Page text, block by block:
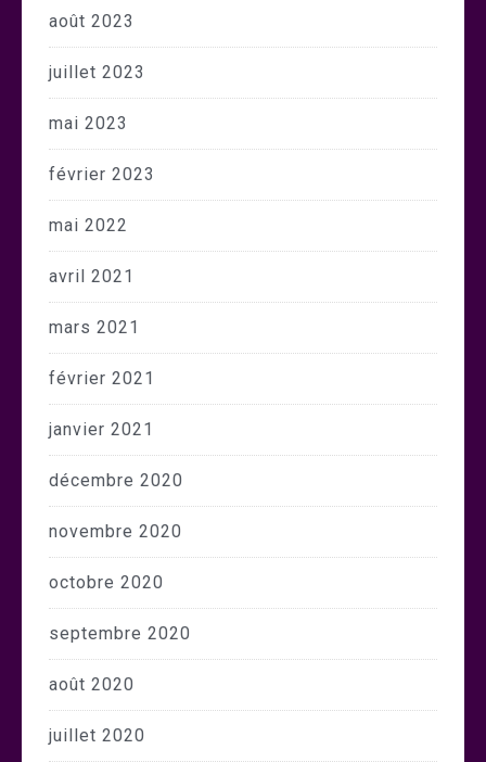
août 2023
juillet 2023
mai 2023
février 2023
mai 2022
avril 2021
mars 2021
février 2021
janvier 2021
décembre 2020
novembre 2020
octobre 2020
septembre 2020
août 2020
juillet 2020